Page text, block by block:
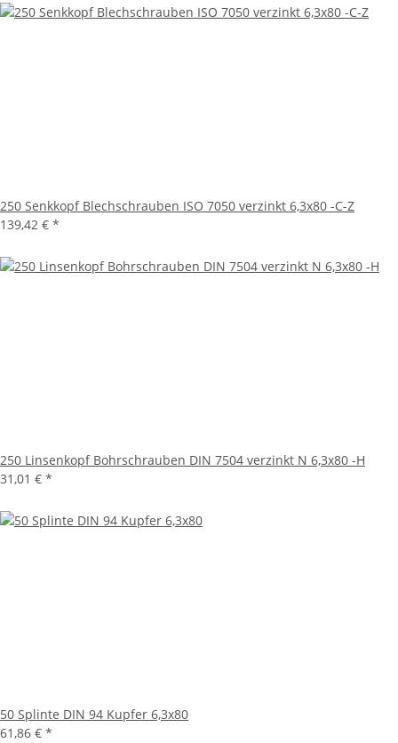
250 Senkkopf Blechschrauben ISO 7050 verzinkt 6,3x80 -C-Z
139,42 € *
250 Linsenkopf Bohrschrauben DIN 7504 verzinkt N 6,3x80 -H
31,01 € *
50 Splinte DIN 94 Kupfer 6,3x80
61,86 € *